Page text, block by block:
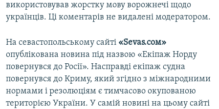
використовував жорстку мову ворожнечі щодо
українців. Ці коментарів не видалені модератором.
На севастопольському сайті «Sevas.сом»
опублікована новина під назвою «Екіпаж Норду
повернувся до Росії». Насправді екіпаж судна
повернувся до Криму, який згідно з міжнародними
нормами і резолюціям є тимчасово окупованою
територією України. У самій новині на цьому сайті